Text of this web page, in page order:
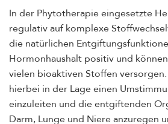
In der Phytotherapie eingesetzte
regulativ auf komplexe
die natürlichen
Hormonhaushalt positiv und
vielen bioaktiven Stoffen
hierbei in der Lage einen
einzuleiten und die entgiftenden
Darm, Lunge und Niere anzuregen